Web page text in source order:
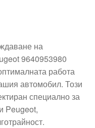
на
9640953980
работа
автомобил. Този
специално за
Peugeot,